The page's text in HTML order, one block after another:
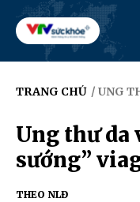
TRANG CHỦ / UNG
Ung thư da
sướng”
THEO NLĐ